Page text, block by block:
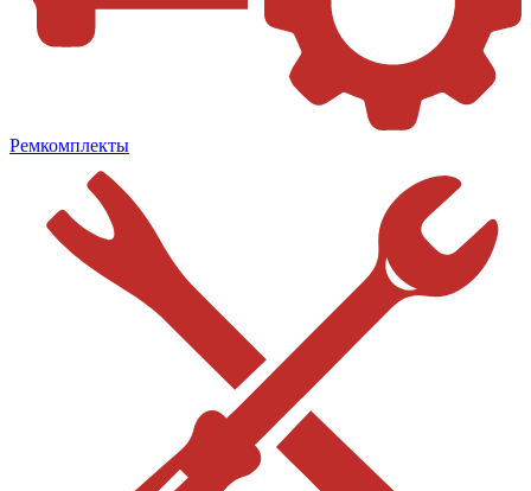
Ремкомплекты